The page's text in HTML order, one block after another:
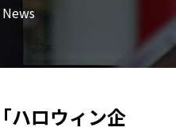
ハロウィン企